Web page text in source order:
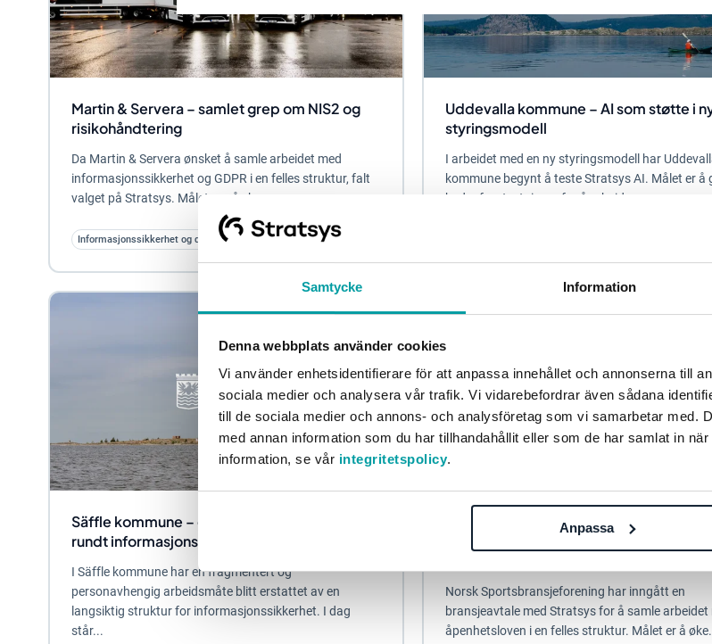
Samtycke Information
Denna webbplats använder cookies
Vi använder enhetsidentifierare för att anpassa innehållet och annonserna till
sociala medier och analysera vår trafik. Vi vidarebefordrar även sådana
till de sociala medier och annons- och analysföretag som vi samarbetar med.
med annan information som du har tillhandahållit eller som de har samlat in
information, se vår integritetspolicy.
Anpassa
Martin & Servera – samlet grep om NIS2 og
risikohåndtering
Da Martin & Servera ønsket å samle arbeidet med
informasjonssikkerhet og GDPR i en felles struktur, falt
valget på Stratsys. Målet var å skape en mer...
Informasjonssikkerhet og databeskyttelse
Uddevalla kommune – AI som støtte i
styringsmodell
I arbeidet med en ny styringsmodell har
kommune begynt å teste Stratsys AI. Målet er å
bedre forutsetninger for å arbeide mer...
Säffle kommune – et langsiktig håndgrep
rundt informasjonssikkerheten
I Säffle kommune har en fragmentert og
personavhengig arbeidsmåte blitt erstattet av en
langsiktig struktur for informasjonssikkerhet. I dag
står...
Sportsbransjen kraftsamler for
menneskerettighetene – med Stratsys
Norsk Sportsbransjeforening har inngått en
bransjeavtale med Stratsys for å samle arbeidet
åpenhetsloven i en felles struktur. Målet er å